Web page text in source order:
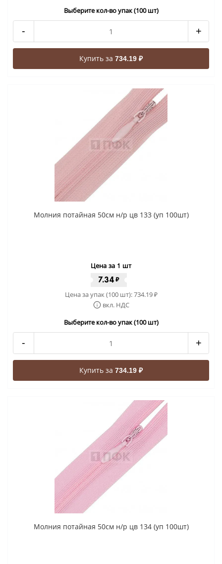
Выберите кол-во упак (100 шт)
- +
Купить за 734.19 ₽
Молния потайная 50см н/р цв 133 (уп 100шт)
Цена за 1 шт
7.34 ₽
Цена за упак (100 шт):734.19₽
вкл. НДС
Выберите кол-во упак (100 шт)
- +
Купить за 734.19 ₽
Молния потайная 50см н/р цв 134 (уп 100шт)